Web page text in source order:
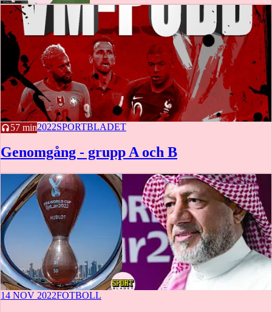
57 min
14 NOV 2022SPORTBLADET
Genomgång - grupp A och B
14 NOV 2022FOTBOLL